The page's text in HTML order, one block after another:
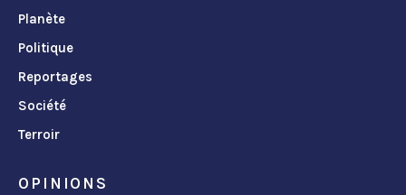
Planète
Politique
Reportages
Société
Terroir
OPINIONS